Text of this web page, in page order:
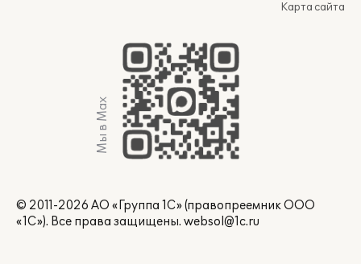
Карта сайта
Мы в Max
© 2011-2026 АО «Группа 1С» (правопреемник ООО
«1С»). Все права защищены. websol@1c.ru